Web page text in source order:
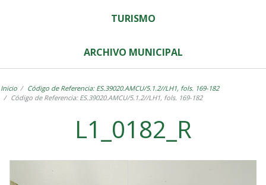
TURISMO
ARCHIVO MUNICIPAL
Inicio
Código de Referencia: ES.39020.AMCU/5.1.2//LH1, fols. 169-182
Código de Referencia: ES.39020.AMCU/5.1.2//LH1, fols. 169-182
L1_0182_R